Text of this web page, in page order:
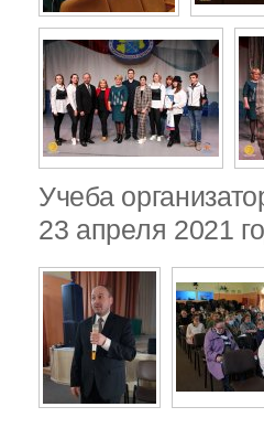
Учеба
23 апреля 2021